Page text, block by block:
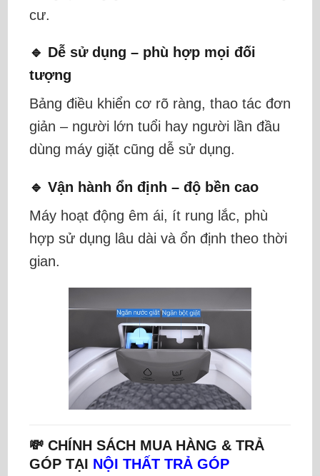
cư.
🔹 Dễ sử dụng – phù hợp mọi đối
tượng
Bảng điều khiển cơ rõ ràng, thao tác đơn
giản – người lớn tuổi hay người lần đầu
dùng máy giặt cũng dễ sử dụng.
🔹 Vận hành ổn định – độ bền cao
Máy hoạt động êm ái, ít rung lắc, phù
hợp sử dụng lâu dài và ổn định theo thời
gian.
💸 CHÍNH SÁCH MUA HÀNG & TRẢ
GÓP TẠI NỘI THẤT TRẢ GÓP